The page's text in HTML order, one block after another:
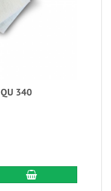
340